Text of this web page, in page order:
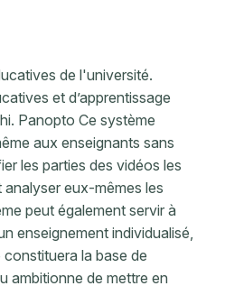
de l'université.
et d’apprentissage
Panopto Ce système
aux enseignants sans
les parties des vidéos les
eux-mêmes les
peut également servir à
enseignement individualisé,
la base de
ambitionne de mettre en